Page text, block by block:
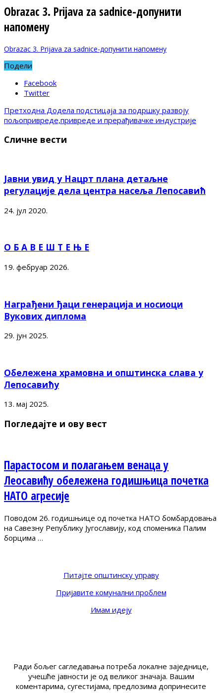
Obrazac 3. Prijava za sadnice-допунити
напомену
Obrazac 3. Prijava za sadnice-допунити напомену
Подели
Facebook
Twitter
Претходна Додела подстицаја за подршку развоју
пољопривреде,привреде и прерађивачке индустрије
Сличне вести
Јавни увид у Нацрт плана детаљне
регулације дела центра насеља Лепосавић
24. јул 2020.
О Б А В Е Ш Т Е Њ Е
19. фебруар 2026.
Награђени ђаци генерација и носиоци
Вукових диплома
29. јун 2025.
Обележена храмовна и општинска слава у
Лепосавићу
13. мај 2025.
Погледајте и ову вест
Парастосом и полагањем венаца у
Леосавићу обележена годишњица почетка
НАТО агресије
Поводом 26. годишњице од почетка НАТО бомбардовања
на Савезну Републику Југославију, код споменика Палим
борцима …
Питајте општинску управу
Пријавите комунални проблем
Имам идеју
Ради бољег сагледавања потреба локалне заједнице,
учешће јавности је од великог значаја. Вашим
коментарима, сугестијама, предлозима допринесите